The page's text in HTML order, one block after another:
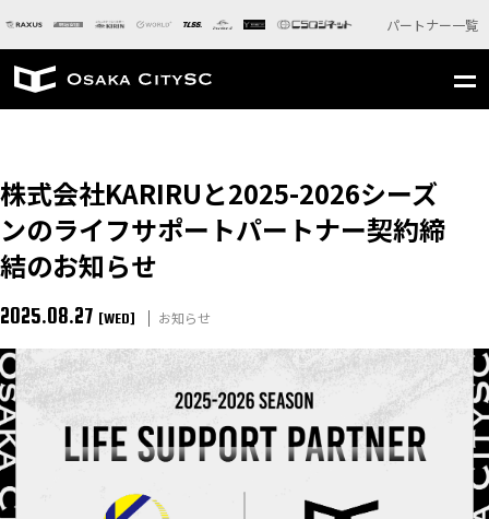
パートナー一覧
株式会社KARIRUと2025-2026シーズ
ンのライフサポートパートナー契約締
結のお知らせ
2025.08.27 [WED] お知らせ